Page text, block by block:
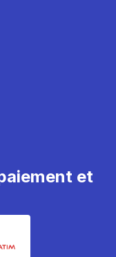
et